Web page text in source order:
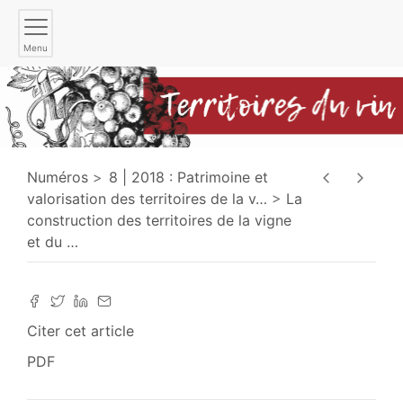
Menu
Numéros
8 | 2018 : Patrimoine et
valorisation des territoires de la v…
La
construction des territoires de la vigne
et du …
Citer cet article
PDF